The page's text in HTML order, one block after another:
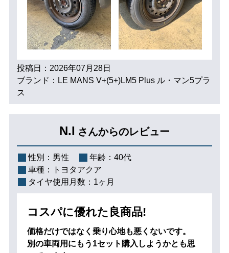
投稿日：2026年07月28日
ブランド：LE MANS V+(5+)LM5 Plus ル・マン5プラ
ス
N.I さんからのレビュー
性別： 男性 年齢： 40代
車種：
トヨタアクア
タイヤ使用月数： 1ヶ月
コスパに優れた良商品!
価格だけではなく乗り心地も悪くないです。
別の車両用にもう1セット購入しようかとも思